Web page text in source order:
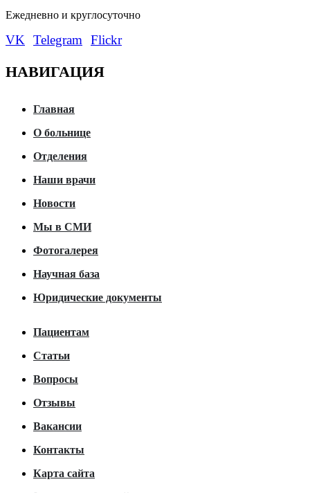
Eжедневно и круглосуточно
VK Telegram Flickr
НАВИГАЦИЯ
Главная
О больнице
Отделения
Наши врачи
Новости
Мы в СМИ
Фотогалерея
Научная база
Юридические документы
Пациентам
Статьи
Вопросы
Отзывы
Вакансии
Контакты
Карта сайта